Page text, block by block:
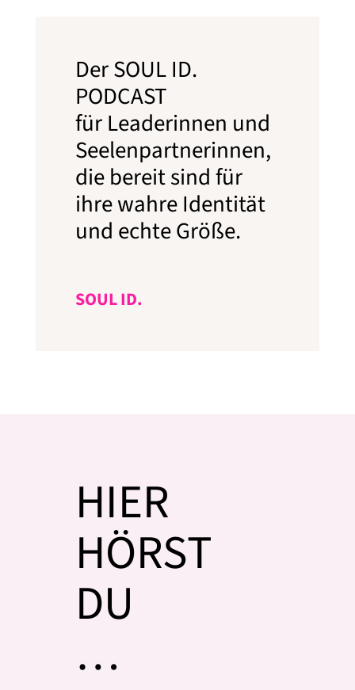
Der SOUL ID.
PODCAST
für Leaderinnen und
Seelenpartnerinnen,
die bereit sind für
ihre wahre Identität
und echte Größe.
SOUL ID.
HIER
HÖRST
DU
…